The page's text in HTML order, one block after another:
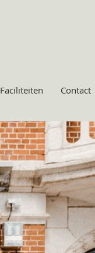
Faciliteiten Contact